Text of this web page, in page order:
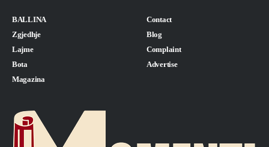
BALLINA
Zgjedhje
Lajme
Bota
Magazina
Contact
Blog
Complaint
Advertise